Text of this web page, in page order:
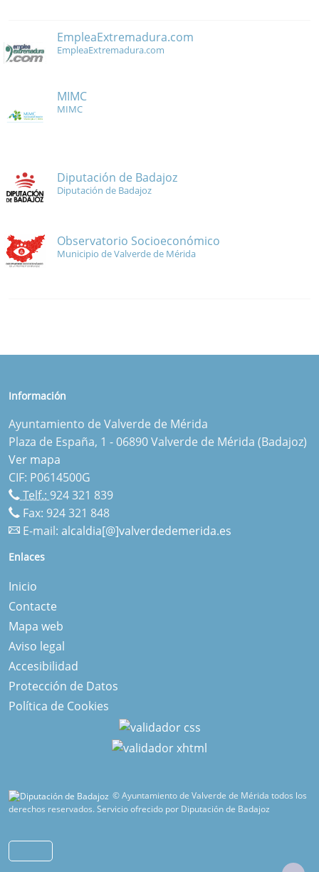
EmpleaExtremadura.com
EmpleaExtremadura.com
MIMC
MIMC
Diputación de Badajoz
Diputación de Badajoz
Observatorio Socioeconómico
Municipio de Valverde de Mérida
Información
Ayuntamiento de Valverde de Mérida
Plaza de España, 1 - 06890 Valverde de Mérida (Badajoz)
Ver mapa
CIF: P0614500G
Telf.: 924 321 839
Fax: 924 321 848
E-mail: alcaldia[@]valverdedemerida.es
Enlaces
Inicio
Contacte
Mapa web
Aviso legal
Accesibilidad
Protección de Datos
Política de Cookies
© Ayuntamiento de Valverde de Mérida todos los
derechos reservados.Servicio ofrecido por Diputación de Badajoz